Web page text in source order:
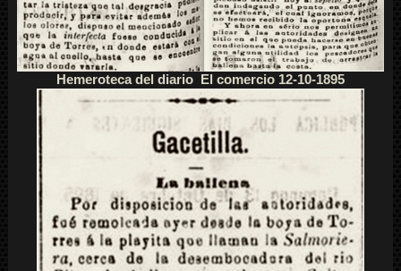
Hemeroteca del diario El comercio 12-10-1895